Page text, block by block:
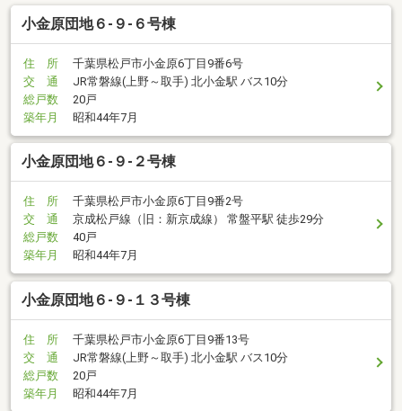
小金原団地６-９-６号棟
住 所
千葉県松戸市小金原6丁目9番6号
交 通
JR常磐線(上野～取手) 北小金駅 バス10分
総戸数
20戸
築年月
昭和44年7月
小金原団地６-９-２号棟
住 所
千葉県松戸市小金原6丁目9番2号
交 通
京成松戸線（旧：新京成線） 常盤平駅 徒歩29分
総戸数
40戸
築年月
昭和44年7月
小金原団地６-９-１３号棟
住 所
千葉県松戸市小金原6丁目9番13号
交 通
JR常磐線(上野～取手) 北小金駅 バス10分
総戸数
20戸
築年月
昭和44年7月